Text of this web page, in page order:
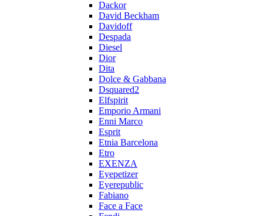
Dackor
David Beckham
Davidoff
Despada
Diesel
Dior
Dita
Dolce & Gabbana
Dsquared2
Elfspirit
Emporio Armani
Enni Marco
Esprit
Etnia Barcelona
Etro
EXENZA
Eyepetizer
Eyerepublic
Fabiano
Face a Face